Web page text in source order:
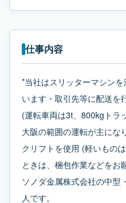
仕事内容
*当社はスリッターマシン
います・取引先等に配送を
(運転車両は3t、800kgトラ
大阪の範囲の運転が主にな
クリフトを使用 (軽いもの
ときは、梱包作業などをお
ソノダ金属株式会社の中型
人です。